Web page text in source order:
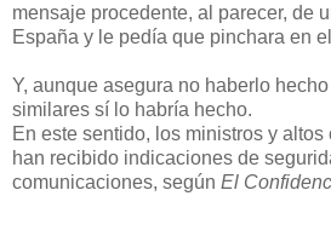
mensaje procedente, al parecer, de
España y le pedía que pinchara en
Y, aunque asegura no haberlo
similares sí lo habría hecho.
En este sentido, los ministros y
han recibido indicaciones de
comunicaciones, según El